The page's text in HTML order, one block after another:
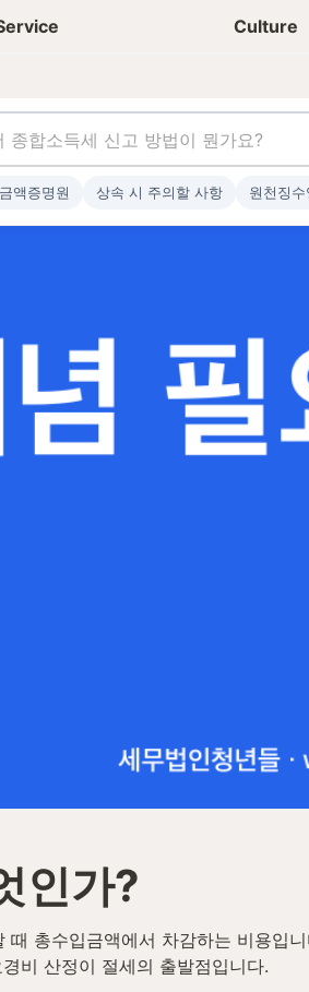
Culture
상담신청 청년들 일상
인가?
때 총수입금액에서 차감하는 비용입
비 산정이 절세의 출발점입니다.
액증명원 상속 시 주의할 사항 원천징